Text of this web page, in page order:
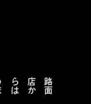
路
面
店
か
ら
は
う
ま
れ
な
い
光
に
誘
わ